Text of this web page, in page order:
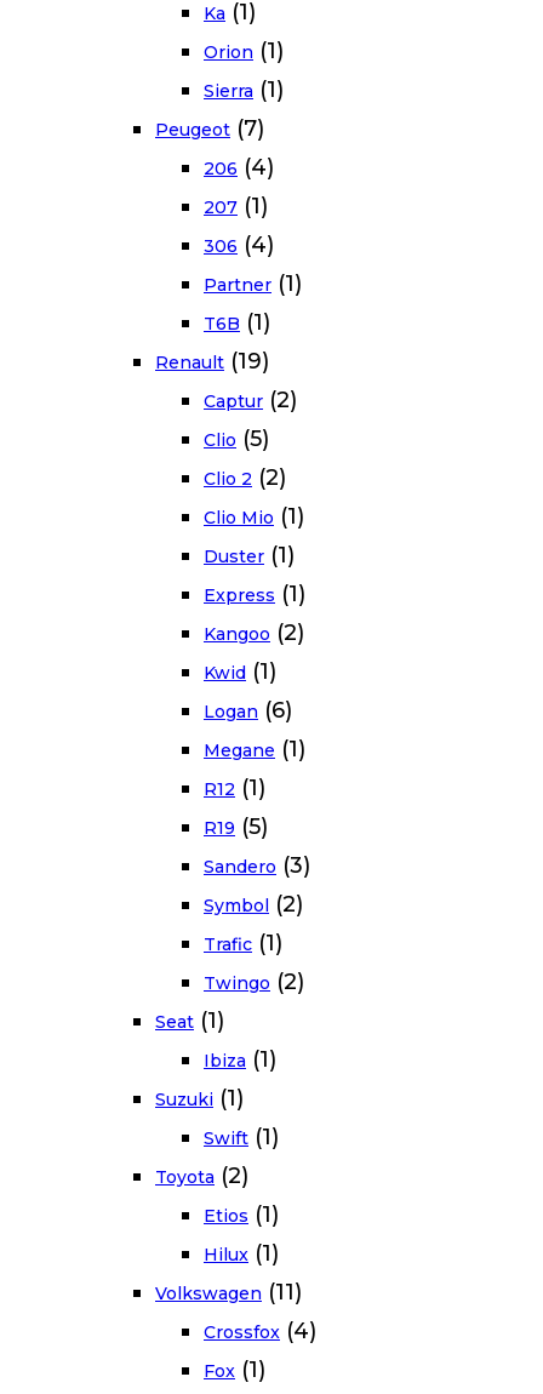
Ka (1)
Orion (1)
Sierra (1)
Peugeot (7)
206 (4)
207 (1)
306 (4)
Partner (1)
T6B (1)
Renault (19)
Captur (2)
Clio (5)
Clio 2 (2)
Clio Mio (1)
Duster (1)
Express (1)
Kangoo (2)
Kwid (1)
Logan (6)
Megane (1)
R12 (1)
R19 (5)
Sandero (3)
Symbol (2)
Trafic (1)
Twingo (2)
Seat (1)
Ibiza (1)
Suzuki (1)
Swift (1)
Toyota (2)
Etios (1)
Hilux (1)
Volkswagen (11)
Crossfox (4)
Fox (1)